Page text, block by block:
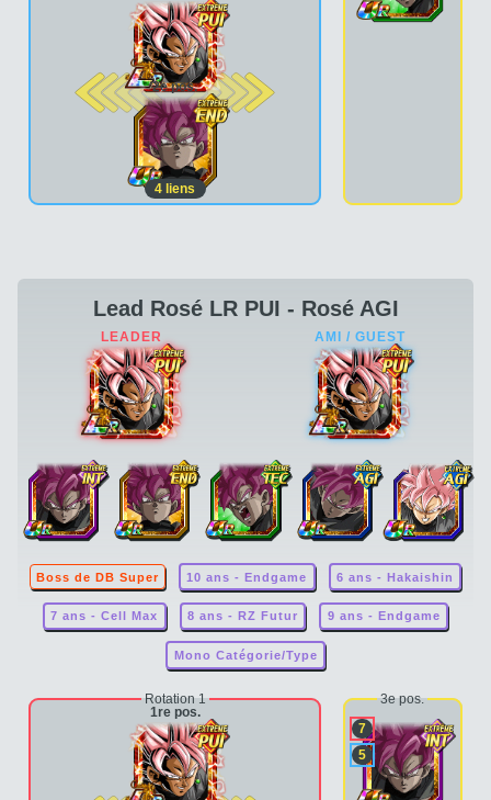
2e pos.
4 liens
Lead Rosé LR PUI - Rosé AGI
Boss de DB Super 10 ans - Endgame 6 ans - Hakaishin
7 ans - Cell Max 8 ans - RZ Futur 9 ans - Endgame
Mono Catégorie/Type
Rotation 1
1re pos.
3e pos.
7
5